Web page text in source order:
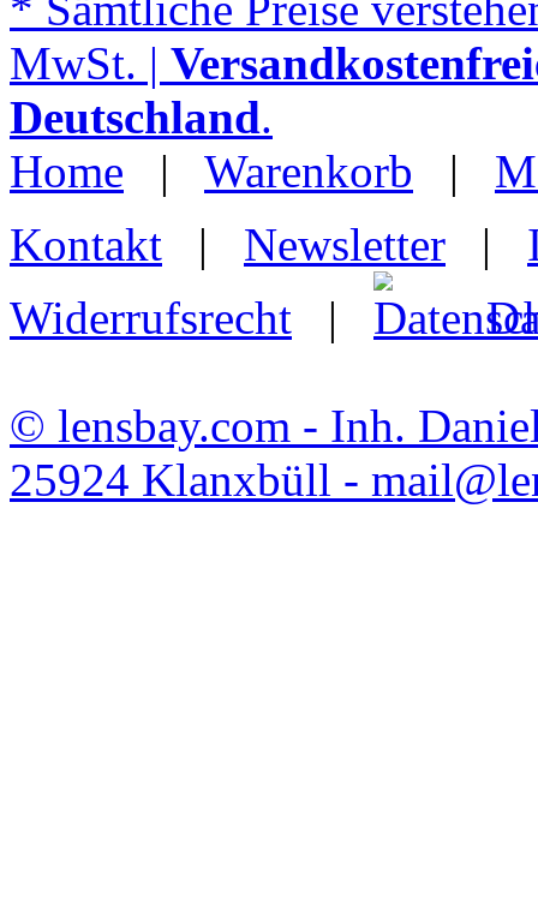
MwSt. |
Deutschland.
Home | Warenkorb |
Kontakt | Newsletter |
Widerrufsrecht |
© lensbay.com - Inh.
25924 Klanxbüll -